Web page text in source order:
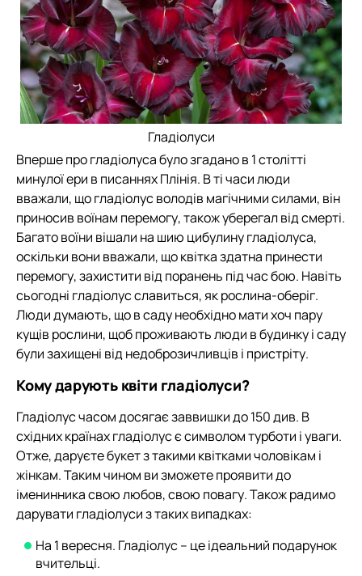
Гладіолуси
Вперше про гладіолуса було згадано в 1 столітті
минулої ери в писаннях Плінія. В ті часи люди
вважали, що гладіолус володів магічними силами, він
приносив воїнам перемогу, також уберегал від смерті.
Багато воїни вішали на шию цибулину гладіолуса,
оскільки вони вважали, що квітка здатна принести
перемогу, захистити від поранень під час бою. Навіть
сьогодні гладіолус славиться, як рослина-оберіг.
Люди думають, що в саду необхідно мати хоч пару
кущів рослини, щоб проживають люди в будинку і саду
були захищені від недоброзичливців і пристріту.
Кому дарують квіти гладіолуси?
Гладіолус часом досягає заввишки до 150 див. В
східних країнах гладіолус є символом турботи і уваги.
Отже, даруєте букет з такими квітками чоловікам і
жінкам. Таким чином ви зможете проявити до
іменинника свою любов, свою повагу. Також радимо
дарувати гладіолуси з таких випадках:
На 1 вересня. Гладіолус – це ідеальний подарунок
вчительці.